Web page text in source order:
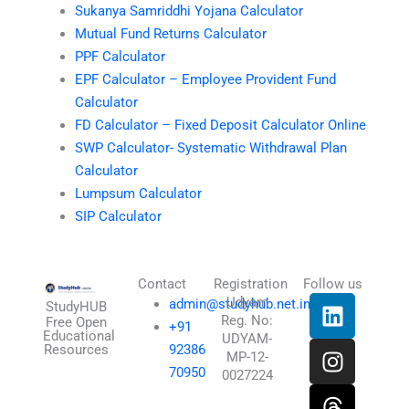
Sukanya Samriddhi Yojana Calculator
Mutual Fund Returns Calculator
PPF Calculator
EPF Calculator – Employee Provident Fund
Calculator
FD Calculator – Fixed Deposit Calculator Online
SWP Calculator- Systematic Withdrawal Plan
Calculator
Lumpsum Calculator
SIP Calculator
StudyHUB
Free Open
Educational
Resources
Contact
admin@studyhub.net.in
+91
92386
70950
Registration
Udyam
Reg. No:
UDYAM-
MP-12-
0027224
Follow us
L
i
n
k
e
I
n
s
t
a
T
h
r
e
a
X
-
t
w
i